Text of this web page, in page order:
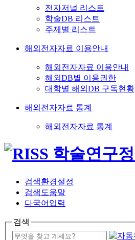
전자저널 리스트
학술DB 리스트
주제별 리스트
해외전자자료 이용안내
해외전자자료 이용안내
해외DB별 이용권한
대학별 해외DB 구독현황
해외전자자료 통계
해외전자자료 통계
검색환경설정
검색도움말
다국어입력
검색